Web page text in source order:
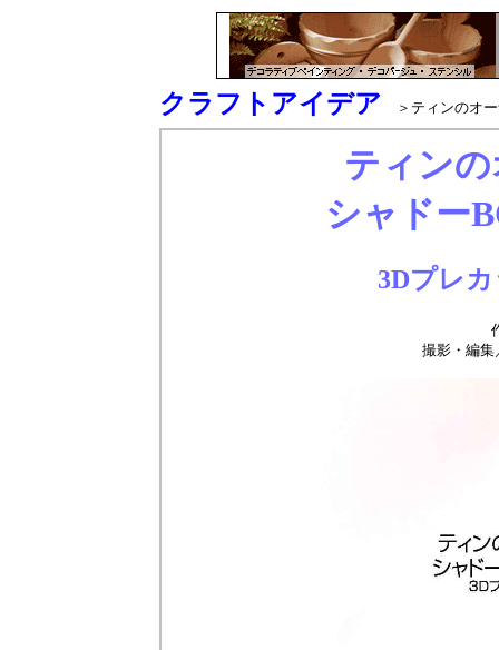
クラフトアイデア ＞ティンのオー
ティン
シャドー
3Dプレ
撮影・編集